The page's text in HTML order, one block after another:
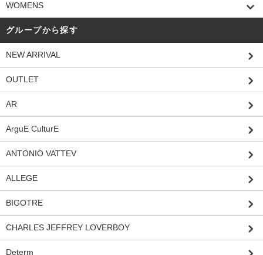
WOMENS
グループから探す
NEW ARRIVAL
OUTLET
AR
ArguE CulturE
ANTONIO VATTEV
ALLEGE
BIGOTRE
CHARLES JEFFREY LOVERBOY
Determ